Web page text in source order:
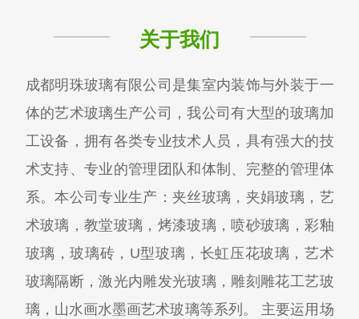
关于我们
成都明珠玻璃有限公司是集室内装饰与外装于一
体的艺术玻璃生产公司，我公司有大型的玻璃加
工设备，拥有各类专业技术人员，具有强大的技
术支持、专业的管理团队和体制、完整的管理体
系。本公司专业生产：夹丝玻璃，夹娟玻璃，艺
术玻璃，教堂玻璃，烤漆玻璃，喷砂玻璃，彩釉
玻璃，玻璃砖，U型玻璃，长虹压花玻璃，艺术
玻璃隔断，激光内雕发光玻璃，雕刻雕花工艺玻
璃，山水画水墨画艺术玻璃等系列。 主要运用场